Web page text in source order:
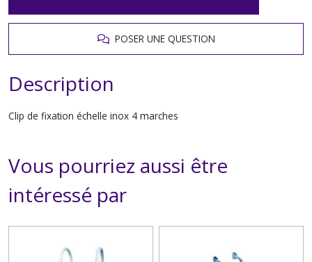
POSER UNE QUESTION
Description
Clip de fixation échelle inox 4 marches
Vous pourriez aussi être
intéressé par